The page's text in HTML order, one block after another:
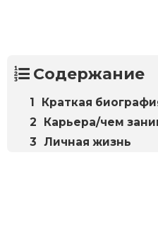
Содержание
Краткая
Карьера/чем
Личная жизнь